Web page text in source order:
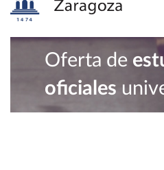
Oferta de
oficiales